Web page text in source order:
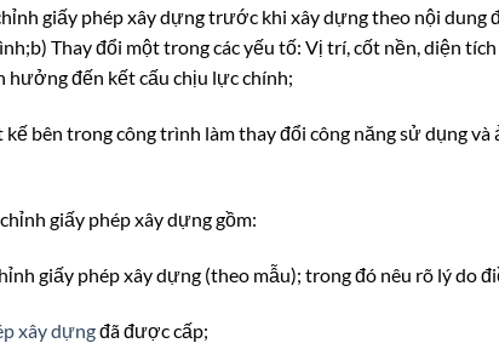
giấy phép xây dựng trước khi xây dựng theo nội dung
b) Thay đổi một trong các yếu tố: Vị trí, cốt nền, diện
hưởng đến kết cấu chịu lực chính;
bên trong công trình làm thay đổi công năng sử dụng
giấy phép xây dựng gồm:
giấy phép xây dựng (theo mẫu); trong đó nêu rõ lý do
xây dựngđã được cấp;